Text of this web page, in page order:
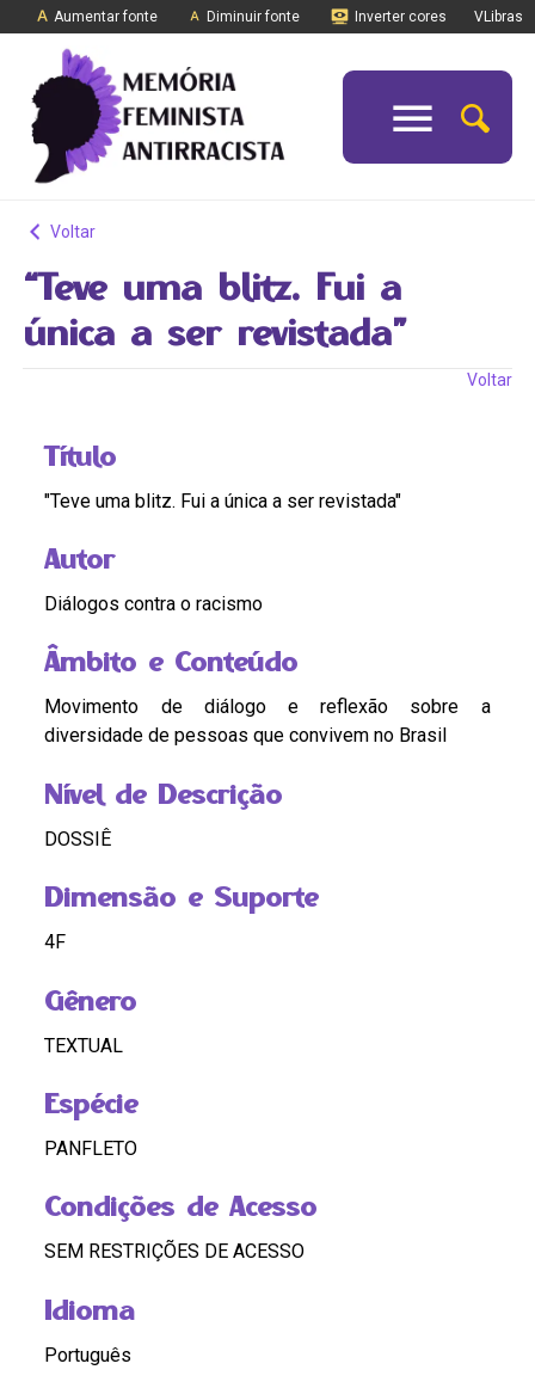
Aumentar fonte Diminuir fonte Inverter cores VLibras
Voltar
“Teve uma blitz. Fui a
única a ser revistada”
Voltar
Título
"Teve uma blitz. Fui a única a ser revistada"
Autor
Diálogos contra o racismo
Âmbito e Conteúdo
Movimento de diálogo e reflexão sobre a
diversidade de pessoas que convivem no Brasil
Nível de Descrição
DOSSIÊ
Dimensão e Suporte
4F
Gênero
TEXTUAL
Espécie
PANFLETO
Condições de Acesso
SEM RESTRIÇÕES DE ACESSO
Idioma
Português